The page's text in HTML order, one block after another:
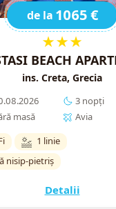
de la 1065 €
★★★
BEACH
ins. Creta, Grecia
3 nopți
masă
Avia
1 linie
nisip-pietriș
Detalii